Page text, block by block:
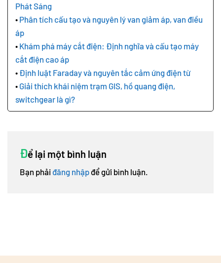
Phát Sáng
Phân tích cấu tạo và nguyên lý van giảm áp, van điều
áp
Khám phá máy cắt điện: Định nghĩa và cấu tạo máy
cắt điện cao áp
Định luật Faraday và nguyên tắc cảm ứng điện từ
Giải thích khái niệm trạm GIS, hồ quang điện,
switchgear là gì?
Để lại một bình luận
Bạn phải đăng nhập để gửi bình luận.